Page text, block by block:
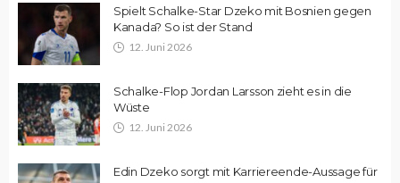
Spielt Schalke-Star Dzeko mit Bosnien gegen
Kanada? So ist der Stand
12. Juni 2026
Schalke-Flop Jordan Larsson zieht es in die
Wüste
12. Juni 2026
Edin Dzeko sorgt mit Karriereende-Aussage für